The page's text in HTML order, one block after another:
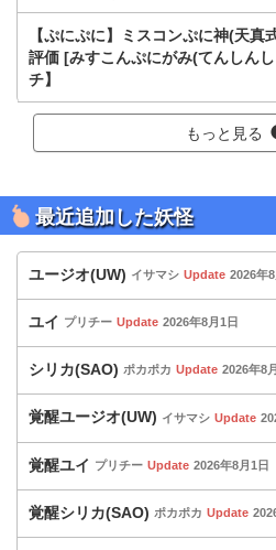
【ぷにぷに】ミスコンぷに神(天真
評価 [みすこんぷにがみ(てんしん
チ】
もっと見る
最近追加した妖怪
ユージオ(UW) イサマシ Update 2026年
ユイ プリチー Update 2026年8月1日
シリカ(SAO) ポカポカ Update 2026年8
覚醒ユージオ(UW) イサマシ Update
覚醒ユイ プリチー Update 2026年8月1日
覚醒シリカ(SAO) ポカポカ Update